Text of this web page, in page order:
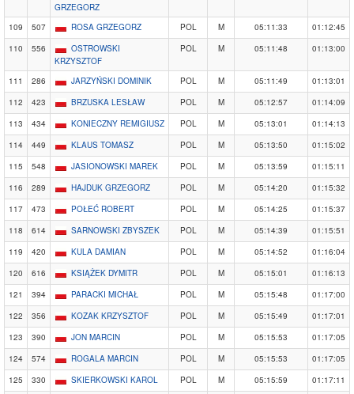
GRZEGORZ
109 507 ROSA GRZEGORZ POL M 05:11:33
01:12:45
110
556
OSTROWSKI
KRZYSZTOF
POL M 05:11:48 01:13:00
111 286 JARZYŃSKI DOMINIK POL M 05:11:49
01:13:01
112
423 BRZUSKA LESŁAW POL M 05:12:57
01:14:09
113
434 KONIECZNY REMIGIUSZ POL M 05:13:01
01:14:13
114
449 KLAUS TOMASZ POL M 05:13:50
01:15:02
115
548 JASIONOWSKI MAREK POL M 05:13:59
01:15:11
116
289 HAJDUK GRZEGORZ POL M 05:14:20
01:15:32
117
473 POŁEĆ ROBERT POL M 05:14:25
01:15:37
118
614 SARNOWSKI ZBYSZEK POL M 05:14:39
01:15:51
119
420 KULA DAMIAN POL M 05:14:52
01:16:04
120
616 KSIĄŻEK DYMITR POL M 05:15:01
01:16:13
121
394 PARACKI MICHAŁ POL M 05:15:48
01:17:00
122
356 KOZAK KRZYSZTOF POL M 05:15:49
01:17:01
123
390 JON MARCIN POL M 05:15:53
01:17:05
124
574 ROGALA MARCIN POL M 05:15:53
01:17:05
125
330 SKIERKOWSKI KAROL POL M 05:15:59
01:17:11